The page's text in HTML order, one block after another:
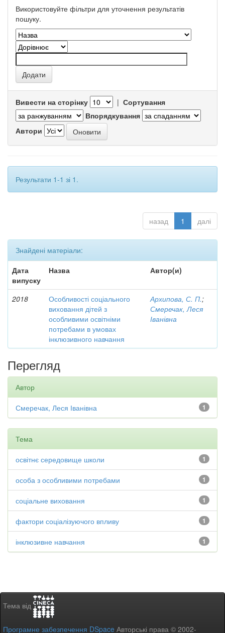
Використовуйте фільтри для уточнення результатів
пошуку.
Вивести на сторінку | Сортування
Впорядкування
Автори
Результати 1-1 зі 1.
назад 1 далі
Знайдені матеріали:
Дата
випуску
Назва Автор(и)
2018
Особливості соціального
виховання дітей з
особливими освітніми
потребами в умовах
інклюзивного навчання
Архипова, С. П.;
Смеречак, Леся
Іванівна
Перегляд
Автор
1
Смеречак, Леся Іванівна
Тема
1
освітнє середовище школи
1
особа з особливими потребами
1
соціальне виховання
1
фактори соціалізуючого впливу
1
інклюзивне навчання
Тема від
Програмне забезпечення DSpace Авторські права © 2002-